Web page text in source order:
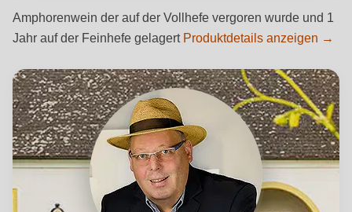
Amphorenwein der auf der Vollhefe vergoren wurde und 1
Jahr auf der Feinhefe gelagert Produktdetails anzeigen →